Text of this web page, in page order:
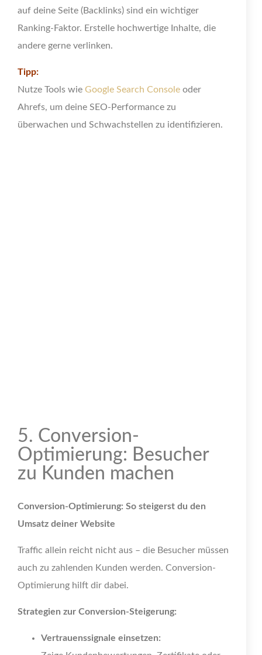
auf deine Seite (Backlinks) sind ein wichtiger
Ranking-Faktor. Erstelle hochwertige Inhalte, die
andere gerne verlinken.
Tipp:
Nutze Tools wieGoogle Search Console oder
Ahrefs, um deine SEO-Performance zu
überwachen und Schwachstellen zu identifizieren.
5. Conversion-
Optimierung: Besucher
zu Kunden machen
Conversion-Optimierung: So steigerst du den
Umsatz deiner Website
Traffic allein reicht nicht aus – die Besucher müssen
auch zu zahlenden Kunden werden. Conversion-
Optimierung hilft dir dabei.
Strategien zur Conversion-Steigerung:
Vertrauenssignale einsetzen: